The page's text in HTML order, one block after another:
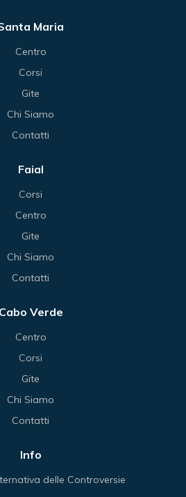
Maria
Centro
Corsi
Gite
Chi Siamo
Contatti
Faial
Corsi
Centro
Gite
Chi Siamo
Contatti
Cabo Verde
Centro
Corsi
Gite
Chi Siamo
Contatti
Info
delle Controversie